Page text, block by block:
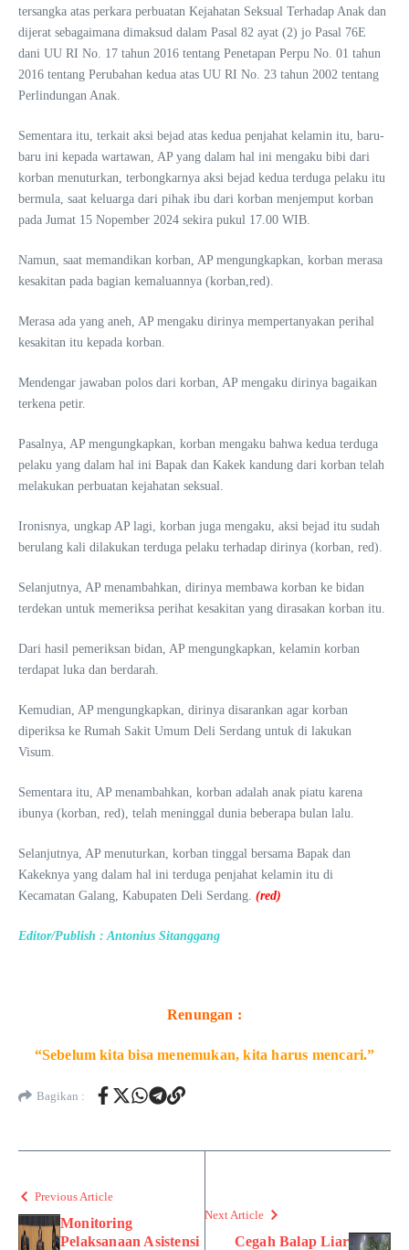
tersangka atas perkara perbuatan Kejahatan Seksual Terhadap Anak dan
dijerat sebagaimana dimaksud dalam Pasal 82 ayat (2) jo Pasal 76E
dani UU RI No. 17 tahun 2016 tentang Penetapan Perpu No. 01 tahun
2016 tentang Perubahan kedua atas UU RI No. 23 tahun 2002 tentang
Perlindungan Anak.
Sementara itu, terkait aksi bejad atas kedua penjahat kelamin itu, baru-
baru ini kepada wartawan, AP yang dalam hal ini mengaku bibi dari
korban menuturkan, terbongkarnya aksi bejad kedua terduga pelaku itu
bermula, saat keluarga dari pihak ibu dari korban menjemput korban
pada Jumat 15 Nopember 2024 sekira pukul 17.00 WIB.
Namun, saat memandikan korban, AP mengungkapkan, korban merasa
kesakitan pada bagian kemaluannya (korban,red).
Merasa ada yang aneh, AP mengaku dirinya mempertanyakan perihal
kesakitan itu kepada korban.
Mendengar jawaban polos dari korban, AP mengaku dirinya bagaikan
terkena petir.
Pasalnya, AP mengungkapkan, korban mengaku bahwa kedua terduga
pelaku yang dalam hal ini Bapak dan Kakek kandung dari korban telah
melakukan perbuatan kejahatan seksual.
Ironisnya, ungkap AP lagi, korban juga mengaku, aksi bejad itu sudah
berulang kali dilakukan terduga pelaku terhadap dirinya (korban, red).
Selanjutnya, AP menambahkan, dirinya membawa korban ke bidan
terdekan untuk memeriksa perihat kesakitan yang dirasakan korban itu.
Dari hasil pemeriksan bidan, AP mengungkapkan, kelamin korban
terdapat luka dan berdarah.
Kemudian, AP mengungkapkan, dirinya disarankan agar korban
diperiksa ke Rumah Sakit Umum Deli Serdang untuk di lakukan
Visum.
Sementara itu, AP menambahkan, korban adalah anak piatu karena
ibunya (korban, red), telah meninggal dunia beberapa bulan lalu.
Selanjutnya, AP menuturkan, korban tinggal bersama Bapak dan
Kakeknya yang dalam hal ini terduga penjahat kelamin itu di
Kecamatan Galang, Kabupaten Deli Serdang. (red)
Editor/Publish : Antonius Sitanggang
Renungan :
“Sebelum kita bisa menemukan, kita harus mencari.”
Bagikan :
Previous Article
Monitoring
Pelaksanaan Asistensi
Next Article
Cegah Balap Liar